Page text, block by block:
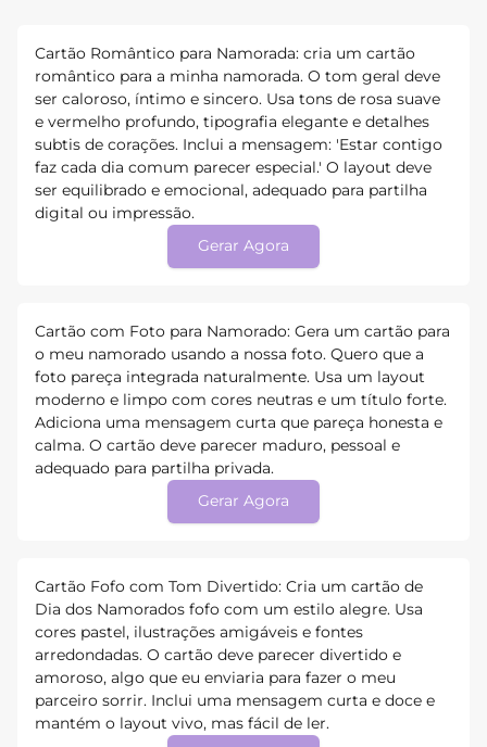
Cartão Romântico para Namorada: cria um cartão
romântico para a minha namorada. O tom geral deve
ser caloroso, íntimo e sincero. Usa tons de rosa suave
e vermelho profundo, tipografia elegante e detalhes
subtis de corações. Inclui a mensagem: 'Estar contigo
faz cada dia comum parecer especial.' O layout deve
ser equilibrado e emocional, adequado para partilha
digital ou impressão.
Gerar Agora
Cartão com Foto para Namorado: Gera um cartão para
o meu namorado usando a nossa foto. Quero que a
foto pareça integrada naturalmente. Usa um layout
moderno e limpo com cores neutras e um título forte.
Adiciona uma mensagem curta que pareça honesta e
calma. O cartão deve parecer maduro, pessoal e
adequado para partilha privada.
Gerar Agora
Cartão Fofo com Tom Divertido: Cria um cartão de
Dia dos Namorados fofo com um estilo alegre. Usa
cores pastel, ilustrações amigáveis e fontes
arredondadas. O cartão deve parecer divertido e
amoroso, algo que eu enviaria para fazer o meu
parceiro sorrir. Inclui uma mensagem curta e doce e
mantém o layout vivo, mas fácil de ler.